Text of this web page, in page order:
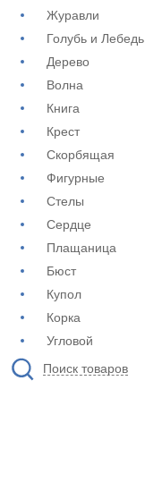
Журавли
Голубь и Лебедь
Дерево
Волна
Книга
Крест
Скорбящая
Фигурные
Стелы
Сердце
Плащаница
Бюст
Купол
Корка
Угловой
Поиск товаров